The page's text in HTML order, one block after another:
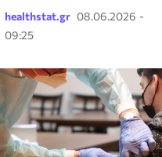
healthstat.gr 08.06.2026 -
09:25